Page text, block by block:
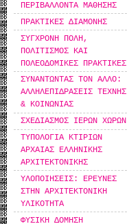
ΠΕΡΙΒΑΛΛΟΝΤΑ ΜΑΘΗΣΗΣ
ΠΡΑΚΤΙΚΕΣ ΔΙΑΜΟΝΗΣ
ΣΥΓΧΡΟΝΗ ΠΟΛΗ,
ΠΟΛΙΤΙΣΜΟΣ ΚΑΙ
ΠΟΛΕΟΔΟΜΙΚΕΣ ΠΡΑΚΤΙΚΕΣ
ΣΥΝΑΝΤΩΝΤΑΣ ΤΟΝ ΑΛΛΟ:
ΑΛΛΗΛΕΠΙΔΡΑΣΕΙΣ ΤΕΧΝΗΣ
& ΚΟΙΝΩΝΙΑΣ
ΣΧΕΔΙΑΣΜΟΣ ΙΕΡΩΝ ΧΩΡΩΝ
ΤΥΠΟΛΟΓΙΑ ΚΤΙΡΙΩΝ
ΑΡΧΑΙΑΣ ΕΛΛΗΝΙΚΗΣ
ΑΡΧΙΤΕΚΤΟΝΙΚΗΣ
ΥΛΟΠΟΙΗΣΕΙΣ: ΕΡΕΥΝΕΣ
ΣΤΗΝ ΑΡΧΙΤΕΚΤΟΝΙΚΗ
ΥΛΙΚΟΤΗΤΑ
ΦΥΣΙΚΗ ΔΟΜΗΣΗ